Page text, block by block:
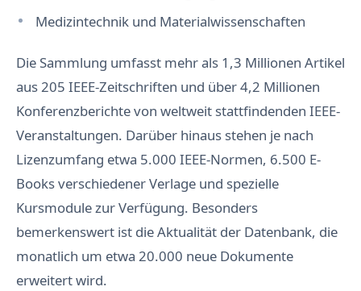
Medizintechnik und Materialwissenschaften
Die Sammlung umfasst mehr als 1,3 Millionen Artikel
aus 205 IEEE-Zeitschriften und über 4,2 Millionen
Konferenzberichte von weltweit stattfindenden IEEE-
Veranstaltungen. Darüber hinaus stehen je nach
Lizenzumfang etwa 5.000 IEEE-Normen, 6.500 E-
Books verschiedener Verlage und spezielle
Kursmodule zur Verfügung. Besonders
bemerkenswert ist die Aktualität der Datenbank, die
monatlich um etwa 20.000 neue Dokumente
erweitert wird.